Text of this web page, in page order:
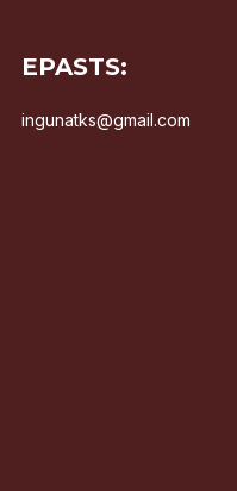
EPASTS:
ingunatks@gmail.com